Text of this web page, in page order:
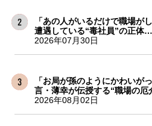
「あの人がいるだけで職場が
遭遇している“毒社員”の正体
2026年07月30日
「お局が孫のようにかわいが
言・薄幸が伝授する“職場の厄
2026年08月02日